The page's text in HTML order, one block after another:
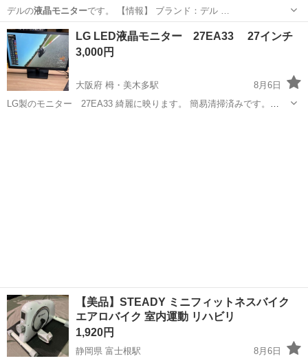
デルの液晶モニターです。 【情報】 ブランド：デル …
東京 北区 浮間舟渡駅 パソコン
LG LED液晶モニター 27EA33 27インチ
3,000円
大阪府 栂・美木多駅
8月6日
LG製のモニター 27EA33 綺麗に映ります。 簡易清掃済みです。
【美品】STEADY ミニフィットネスバイク
エアロバイク 室内運動 リハビリ
1,920円
静岡県 富士根駅
8月6日